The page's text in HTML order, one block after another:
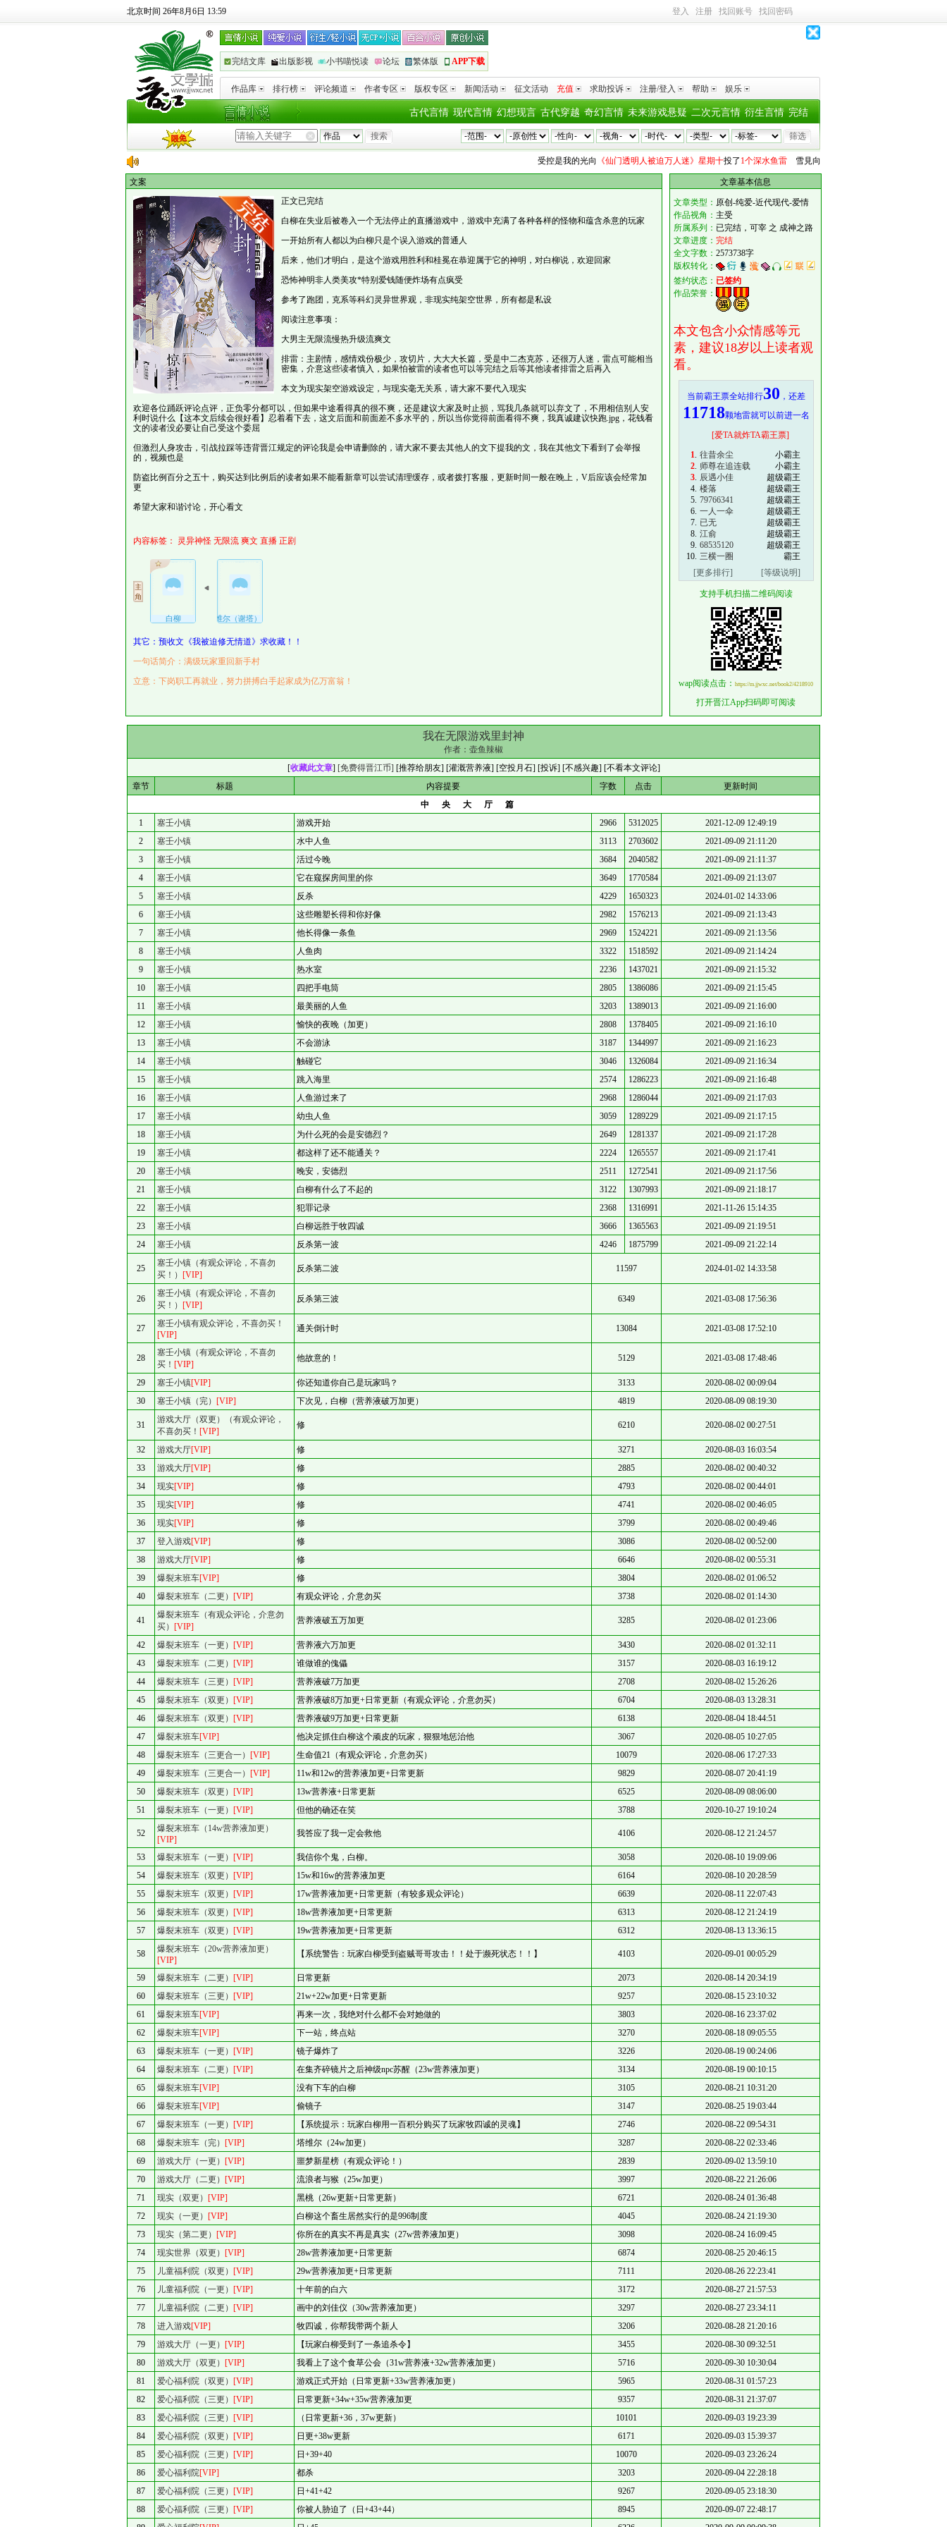
北京时间 26年8月6日 13:59 登入 注册 找回账号 找回密码
完结文库 出版影视 小书喵悦读 论坛 繁体版 APP下载
作品库 排行榜 评论频道 作者专区 版权专区 新闻活动 征文活动 充值 求助投诉 注册/登入 帮助 娱乐
完结
衍生言情
二次元言情
未来游戏悬疑
奇幻言情
古代穿越
幻想现言
现代言情
古代言情
受控是我的光向《仙门透明人被迫万人迷》星期十投了1个深水鱼雷 雪見 向《经营诡异生物展览馆》青灯烬
文案
正文已完结
白柳在失业后被卷入一个无法停止的直播游戏中，游戏中充满了各种各样的怪物和蕴含杀意的玩家
一开始所有人都以为白柳只是个误入游戏的普通人
后来，他们才明白，是这个游戏用胜利和桂冕在恭迎属于它的神明，对白柳说，欢迎回家
恐怖神明非人类美攻*特别爱钱随便炸场有点疯受
参考了跑团，克系等科幻灵异世界观，非现实纯架空世界，所有都是私设
阅读注意事项：
大男主无限流慢热升级流爽文
排雷：主剧情，感情戏份极少，攻切片，大大大长篇，受是中二杰克苏，还很万人迷，雷点可能相当
密集，介意这些读者慎入，如果怕被雷的读者也可以等完结之后等其他读者排雷之后再入
本文为现实架空游戏设定，与现实毫无关系，请大家不要代入现实
欢迎各位踊跃评论点评，正负零分都可以，但如果中途看得真的很不爽，还是建议大家及时止损，骂我几条就可以弃文了，不用相信别人安
利时说什么【这本文后续会很好看】忍着看下去，这文后面和前面差不多水平的，所以当你觉得前面看得不爽，我真诚建议快跑.jpg，花钱看
文的读者没必要让自己受这个委屈
但激烈人身攻击，引战拉踩等违背晋江规定的评论我是会申请删除的，请大家不要去其他人的文下提我的文，我在其他文下看到了会举报
的，视频也是
防盗比例百分之五十，购买达到比例后的读者如果不能看新章可以尝试清理缓存，或者拨打客服，更新时间一般在晚上，V后应该会经常加
更
希望大家和谐讨论，开心看文
内容标签： 灵异神怪 无限流 爽文 直播 正剧
白柳 塔维尔（谢塔）
其它：预收文《我被迫修无情道》求收藏！！
一句话简介：满级玩家重回新手村
立意：下岗职工再就业，努力拼搏白手起家成为亿万富翁！
文章基本信息
文章类型： 原创-纯爱-近代现代-爱情
作品视角： 主受
所属系列： 已完结，可宰 之 成神之路
文章进度： 完结
全文字数： 2573738字
版权转化：
签约状态： 已签约
作品荣誉：
本文包含小众情感等元
素，建议18岁以上读者观
看。
当前霸王票全站排行30 ，还差
11718颗地雷就可以前进一名
[爱TA就炸TA霸王票]
1. 往昔余尘
小霸主
2. 师尊在追连载
小霸主
3. 辰遇小佳
超级霸王
4. 楼落
超级霸王
5. 79766341
超级霸王
6. 一人一伞
超级霸王
7. 已无
超级霸王
8. 江俞
超级霸王
9. 68535120
超级霸王
10. 三横一圈
霸王
[更多排行]
[等级说明]
支持手机扫描二维码阅读
wap阅读点击： https://m.jjwxc.net/book2/4218910
打开晋江App扫码即可阅读
我在无限游戏里封神
作者： 壶鱼辣椒
[收藏此文章] [免费得晋江币] [推荐给朋友] [灌溉营养液] [空投月石] [投诉] [不感兴趣] [不看本文评论]
章节
标题 内容提要 字数 点击
更新时间
中央大厅篇
1
塞壬小镇 游戏开始 2966 5312025
2021-12-09 12:49:19
2
塞壬小镇 水中人鱼 3113 2703602
2021-09-09 21:11:20
3
塞壬小镇 活过今晚 3684 2040582
2021-09-09 21:11:37
4
塞壬小镇 它在窥探房间里的你 3649 1770584
2021-09-09 21:13:07
5
塞壬小镇 反杀 4229 1650323
2024-01-02 14:33:06
6
塞壬小镇 这些雕塑长得和你好像 2982 1576213
2021-09-09 21:13:43
7
塞壬小镇 他长得像一条鱼 2969 1524221
2021-09-09 21:13:56
8
塞壬小镇 人鱼肉 3322 1518592
2021-09-09 21:14:24
9
塞壬小镇 热水室 2236 1437021
2021-09-09 21:15:32
10
塞壬小镇 四把手电筒 2805 1386086
2021-09-09 21:15:45
11
塞壬小镇 最美丽的人鱼 3203 1389013
2021-09-09 21:16:00
12
塞壬小镇 愉快的夜晚（加更） 2808 1378405
2021-09-09 21:16:10
13
塞壬小镇 不会游泳 3187 1344997
2021-09-09 21:16:23
14
塞壬小镇 触碰它 3046 1326084
2021-09-09 21:16:34
15
塞壬小镇 跳入海里 2574 1286223
2021-09-09 21:16:48
16
塞壬小镇 人鱼游过来了 2968 1286044
2021-09-09 21:17:03
17
塞壬小镇 幼虫人鱼 3059 1289229
2021-09-09 21:17:15
18
塞壬小镇 为什么死的会是安德烈？ 2649 1281337
2021-09-09 21:17:28
19
塞壬小镇 都这样了还不能通关？ 2224 1265557
2021-09-09 21:17:41
20
塞壬小镇 晚安，安德烈 2511 1272541
2021-09-09 21:17:56
21
塞壬小镇 白柳有什么了不起的 3122 1307993
2021-09-09 21:18:17
22
塞壬小镇 犯罪记录 2368 1316991
2021-11-26 15:14:35
23
塞壬小镇 白柳远胜于牧四诚 3666 1365563
2021-09-09 21:19:51
24
塞壬小镇 反杀第一波 4246 1875799 2021-09-09 21:22:14
25
塞壬小镇（有观众评论，不喜勿
买！） [VIP]
反杀第二波 11597 2024-01-02 14:33:58
26
塞壬小镇（有观众评论，不喜勿
买！） [VIP]
反杀第三波 6349 2021-03-08 17:56:36
27
塞壬小镇有观众评论，不喜勿买！
[VIP]
通关倒计时 13084 2021-03-08 17:52:10
28
塞壬小镇（有观众评论，不喜勿
买！ [VIP]
他故意的！ 5129 2021-03-08 17:48:46
29 塞壬小镇[VIP] 你还知道你自己是玩家吗？ 3133
2020-08-02 00:09:04
30
塞壬小镇（完） [VIP] 下次见，白柳（营养液破万加更） 4819 2020-08-09 08:19:30
31
游戏大厅（双更）（有观众评论，
不喜勿买！ [VIP]
修 6210 2020-08-02 00:27:51
32 游戏大厅[VIP] 修 3271
2020-08-03 16:03:54
33
游戏大厅[VIP] 修 2885
2020-08-02 00:40:32
34
现实[VIP] 修 4793
2020-08-02 00:44:01
35
现实[VIP] 修 4741
2020-08-02 00:46:05
36
现实[VIP] 修 3799
2020-08-02 00:49:46
37
登入游戏[VIP] 修 3086
2020-08-02 00:52:00
38
游戏大厅[VIP] 修 6646
2020-08-02 00:55:31
39
爆裂末班车[VIP] 修 3804
2020-08-02 01:06:52
40
爆裂末班车（二更） [VIP] 有观众评论，介意勿买 3738 2020-08-02 01:14:30
41
爆裂末班车（有观众评论，介意勿
买） [VIP]
营养液破五万加更 3285 2020-08-02 01:23:06
42 爆裂末班车（一更） [VIP] 营养液六万加更 3430
2020-08-02 01:32:11
43
爆裂末班车（二更） [VIP] 谁做谁的傀儡 3157
2020-08-03 16:19:12
44
爆裂末班车（三更） [VIP] 营养液破7万加更 2708
2020-08-02 15:26:26
45
爆裂末班车（双更） [VIP] 营养液破8万加更+日常更新（有观众评论，介意勿买） 6704
2020-08-03 13:28:31
46
爆裂末班车（双更） [VIP] 营养液破9万加更+日常更新 6138
2020-08-04 18:44:51
47
爆裂末班车[VIP] 他决定抓住白柳这个顽皮的玩家，狠狠地惩治他 3067
2020-08-05 10:27:05
48
爆裂末班车（三更合一） [VIP] 生命值21（有观众评论，介意勿买） 10079
2020-08-06 17:27:33
49
爆裂末班车（三更合一） [VIP] 11w和12w的营养液加更+日常更新 9829
2020-08-07 20:41:19
50
爆裂末班车（双更） [VIP] 13w营养液+日常更新 6525
2020-08-09 08:06:00
51
爆裂末班车（一更） [VIP] 但他的确还在笑 3788 2020-10-27 19:10:24
52
爆裂末班车（14w营养液加更）
[VIP]
我答应了我一定会救他 4106 2020-08-12 21:24:57
53 爆裂末班车（一更） [VIP] 我信你个鬼，白柳。 3058
2020-08-10 19:09:06
54
爆裂末班车（双更） [VIP] 15w和16w的营养液加更 6164
2020-08-10 20:28:59
55
爆裂末班车（双更） [VIP] 17w营养液加更+日常更新（有较多观众评论） 6639
2020-08-11 22:07:43
56
爆裂末班车（双更） [VIP] 18w营养液加更+日常更新 6313
2020-08-12 21:24:19
57
爆裂末班车（双更） [VIP] 19w营养液加更+日常更新 6312 2020-08-13 13:36:15
58
爆裂末班车（20w营养液加更）
[VIP]
【系统警告：玩家白柳受到盗贼哥哥攻击！！处于濒死状态！！】 4103 2020-09-01 00:05:29
59 爆裂末班车（二更） [VIP] 日常更新 2073
2020-08-14 20:34:19
60
爆裂末班车（三更） [VIP] 21w+22w加更+日常更新 9257
2020-08-15 23:10:32
61
爆裂末班车[VIP] 再来一次，我绝对什么都不会对她做的 3803
2020-08-16 23:37:02
62
爆裂末班车[VIP] 下一站，终点站 3270
2020-08-18 09:05:55
63
爆裂末班车（一更） [VIP] 镜子爆炸了 3226
2020-08-19 00:24:06
64
爆裂末班车（二更） [VIP] 在集齐碎镜片之后神级npc苏醒（23w营养液加更） 3134
2020-08-19 00:10:15
65
爆裂末班车[VIP] 没有下车的白柳 3105
2020-08-21 10:31:20
66
爆裂末班车[VIP] 偷镜子 3147
2020-08-25 19:03:44
67
爆裂末班车（一更） [VIP] 【系统提示：玩家白柳用一百积分购买了玩家牧四诚的灵魂】 2746
2020-08-22 09:54:31
68
爆裂末班车（完） [VIP] 塔维尔（24w加更） 3287
2020-08-22 02:33:46
69
游戏大厅（一更） [VIP] 噩梦新星榜（有观众评论！） 2839
2020-09-02 13:59:10
70
游戏大厅（二更） [VIP] 流浪者与猴（25w加更） 3997
2020-08-22 21:26:06
71
现实（双更） [VIP] 黑桃（26w更新+日常更新） 6721
2020-08-24 01:36:48
72
现实（一更） [VIP] 白柳这个畜生居然实行的是996制度 4045
2020-08-24 21:19:30
73
现实（第二更） [VIP] 你所在的真实不再是真实（27w营养液加更） 3098
2020-08-24 16:09:45
74
现实世界（双更） [VIP] 28w营养液加更+日常更新 6874
2020-08-25 20:46:15
75
儿童福利院（双更） [VIP] 29w营养液加更+日常更新 7111
2020-08-26 22:23:41
76
儿童福利院（一更） [VIP] 十年前的白六 3172
2020-08-27 21:57:53
77
儿童福利院（二更） [VIP] 画中的刘佳仪（30w营养液加更） 3297
2020-08-27 23:34:11
78
进入游戏[VIP] 牧四诚，你帮我带两个新人 3206
2020-08-28 21:20:16
79
游戏大厅（一更） [VIP] 【玩家白柳受到了一条追杀令】 3455
2020-08-30 09:32:51
80
游戏大厅（双更） [VIP] 我看上了这个食草公会（31w营养液+32w营养液加更） 5716
2020-09-30 10:30:04
81
爱心福利院（双更） [VIP] 游戏正式开始（日常更新+33w营养液加更） 5965
2020-08-31 01:57:23
82
爱心福利院（三更） [VIP] 日常更新+34w+35w营养液加更 9357
2020-08-31 21:37:07
83
爱心福利院（三更） [VIP] （日常更新+36，37w更新） 10101
2020-09-03 19:23:39
84
爱心福利院（双更） [VIP] 日更+38w更新 6171
2020-09-03 15:39:37
85
爱心福利院（三更） [VIP] 日+39+40 10070
2020-09-03 23:26:24
86
爱心福利院[VIP] 都杀 3203
2020-09-04 22:28:18
87
爱心福利院（三更） [VIP] 日+41+42 9267
2020-09-05 23:18:30
88
爱心福利院（三更） [VIP] 你被人胁迫了（日+43+44） 8945
2020-09-07 22:48:17